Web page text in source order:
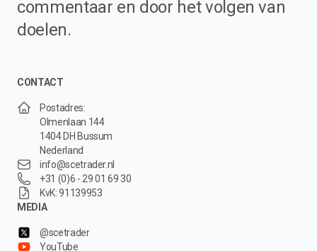
commentaar en door het volgen van
doelen.
CONTACT
Postadres:
Olmenlaan 144
1404 DH Bussum
Nederland
info@scetrader.nl
+31 (0)6 - 29 01 69 30
KvK: 91139953
MEDIA
@scetrader
YouTube